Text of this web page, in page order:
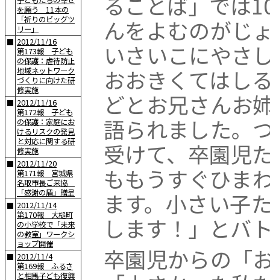
を願う 11本の
「祈りのビッグツ
リー」
■ 2012/11/16
第173報 子ども
の保護：虐待防止
地域ネットワーク
づくりに向けた研
修実施
■ 2012/11/16
第172報 子ども
の保護：家庭にお
けるリスクの発見
と対応に関する研
修実施
■ 2012/11/20
第171報 宮城県
名取市長ご来協
「感謝の盾」贈呈
■ 2012/11/14
第170報 大槌町
の小学校で「未来
の教室」ワークシ
ョップ開催
■ 2012/11/4
第169報 ふるさ
と相馬子ども復興
んをよむのがじ
いさいこにやさ
おおきくてはし
どとお兄さんお
語られました。
受けて、卒園児
ももうすぐひま
ます。小さい子
します！」とバ
卒園児からの「